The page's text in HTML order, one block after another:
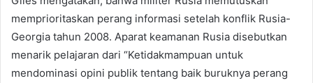
memprioritaskan perang informasi setelah konflik Rusia-
Georgia tahun 2008. Aparat keamanan Rusia disebutkan
menarik pelajaran dari “Ketidakmampuan untuk
mendominasi opini publik tentang baik buruknya perang